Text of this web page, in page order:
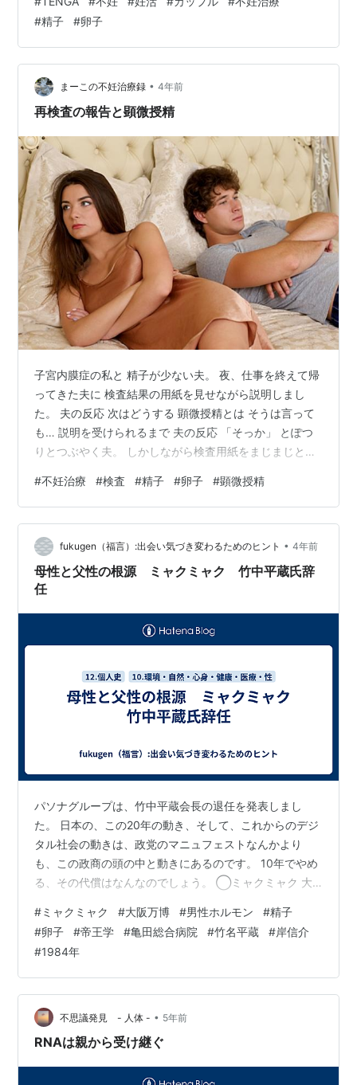
を知る第一歩として是非お試し下さい。 こちらのキッド
を利用すれば精子の運動率が分かるので男性側の不妊治
療前の簡単な検査にも利用できます。不妊治療は費用や
時間が掛かります。 男性不妊の割合は、約20人に1人程
度とされています。また男性の100人に1人が無精子症と
いわれていま…
#精子 #卵子
まーこの不妊治療録 • 4年前
再検査の報告と顕微授精
子宮内膜症の私と 精子が少ない夫。 夜、仕事を終えて帰
ってきた夫に 検査結果の用紙を見せながら説明しまし
た。 夫の反応 次はどうする 顕微授精とは そうは言って
も… 説明を受けられるまで 夫の反応 「そっか」 とぽつ
りとつぶやく夫。 しかしながら検査用紙をまじまじと読
ないわけではないが、自分の精子が少ないと言われたら
とてもショックを受けるでしょう。 なぜ自分が…と答え
のない疑問に苦しむでしょう。 それでも夫は私に苦しい
顔を何一つ見せずに 検査結果の事実を認めて再検査に応
じてくれました。 これには本当に感謝しています。 ひと
つ、反省をしなけ…
#不妊治療 #検査 #精子 #卵子 #顕微授精
fukugen（福言）:出会い気づき変わるためのヒント • 4年前
母性と父性の根源 ミャクミャク 竹中平蔵氏辞
任
パソナグループは、竹中平蔵会長の退任を発表しまし
た。 日本の、この20年の動き、そして、これからのデジ
タル社会の動きは、政党のマニュフェストなんかより
も、この政商の頭の中と動きにあるのです。 10年でやめ
る、その代償はなんなのでしょう。 ◯ミャクミャク 大
れていた公式キャラクターの愛称が、「ミャクミャク」
に決定したことが発表されました。7/18 命名者二人によ
ると、「人間のＤＮＡ、知恵と技術、歴史や文化を脈々
と未来に受け継ぐ」「赤色と青色が動脈と静脈を連想」
などの意味が込められている、とか。 今回、男女キャ
ラ、二つではないの？ 時代かあ？ …
#ミャクミャク #大阪万博 #男性ホルモン #精子
#卵子 #帝王学 #亀田総合病院 #竹名平蔵 #岸信介
#1984年
不思議発見 - 人体 - • 5年前
RNAは親から受け継ぐ